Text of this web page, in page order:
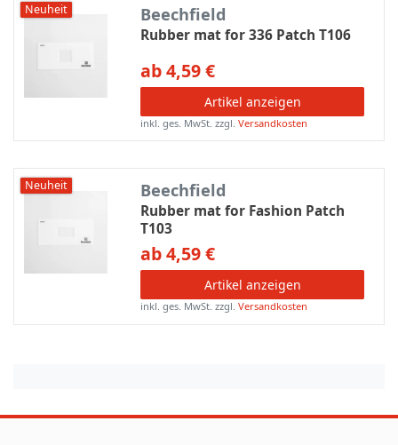
Neuheit Beechfield
Rubber mat for 336 Patch T106
ab 4,59 €
Artikel anzeigen
inkl. ges. MwSt. zzgl.Versandkosten
Neuheit Beechfield
Rubber mat for Fashion Patch
T103
ab 4,59 €
Artikel anzeigen
inkl. ges. MwSt. zzgl.Versandkosten